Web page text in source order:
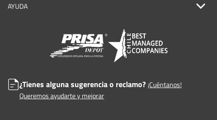
AYUDA
¿Tienes alguna sugerencia o reclamo? ¡Cuéntanos!
Queremos ayudarte y mejorar